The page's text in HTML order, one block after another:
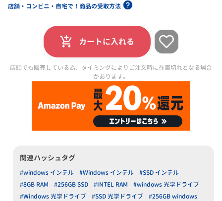
店舗・コンビニ・自宅で！商品の受取方法
カートに入れる
店頭でも販売している為、タイミングによりご注文時に在庫切れとなる場合
があります。
関連ハッシュタグ
#windows インテル #Windows インテル
#SSD インテル
#8GB RAM
#256GB SSD #INTEL RAM
#windows 光学ドライブ
#Windows 光学ドライブ
#SSD 光学ドライブ #256GB windows